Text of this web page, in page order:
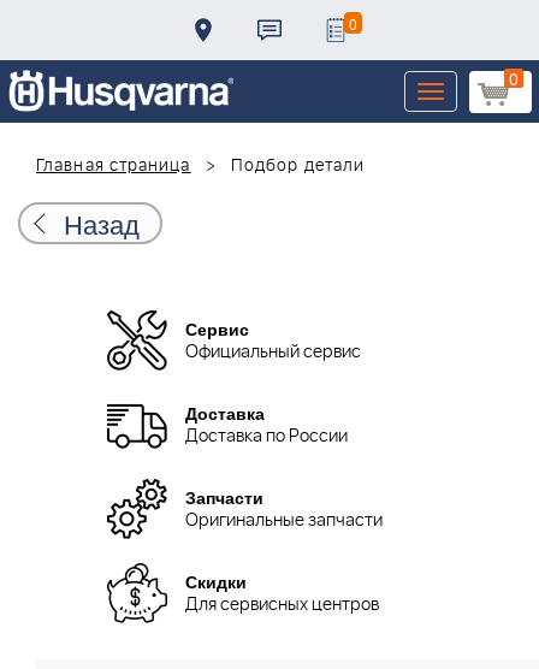
0
0
Toggle
navigation
Главная страница
Подбор детали
Назад
Сервис
Официальный сервис
Доставка
Доставка по России
Запчасти
Оригинальные запчасти
Скидки
Для сервисных центров